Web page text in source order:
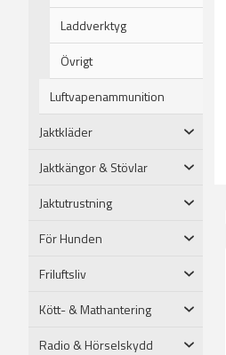
Laddverktyg
Övrigt
Luftvapenammunition
Jaktkläder
Jaktkängor & Stövlar
Jaktutrustning
För Hunden
Friluftsliv
Kött- & Mathantering
Radio & Hörselskydd